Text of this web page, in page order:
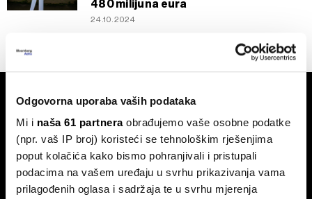
Odgovorna uporaba vaših podataka
Mi i naša 61 partneraobrađujemo vaše osobne podatke
(npr. vaš IP broj) koristeći se tehnološkim rješenjima
poput kolačića kako bismo pohranjivali i pristupali
podacima na vašem uređaju u svrhu prikazivanja vama
prilagođenih oglasa i sadržaja te u svrhu mjerenja
480 milijuna eura
24.10.2024
Pretplati se na
newsletter